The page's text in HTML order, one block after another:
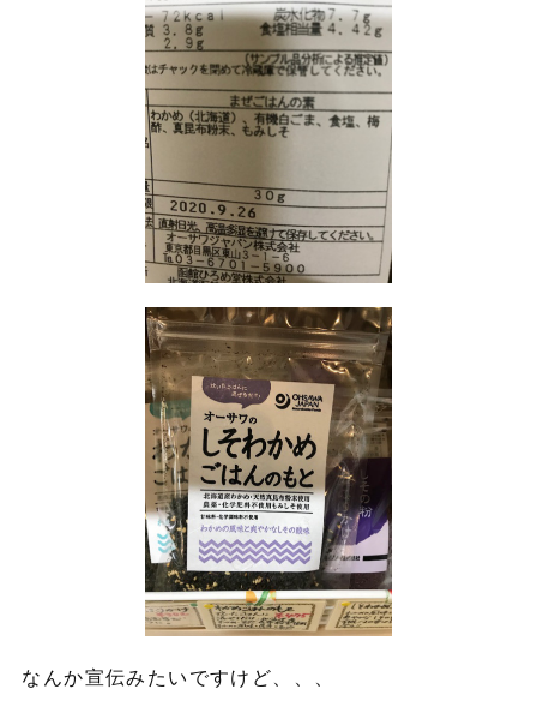
なんか宣伝みたいですけど、、、